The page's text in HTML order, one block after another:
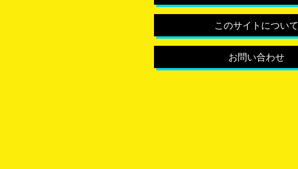
このサイトについて
お問い合わせ